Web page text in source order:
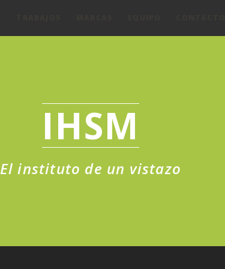
IHSM
El instituto de un vistazo